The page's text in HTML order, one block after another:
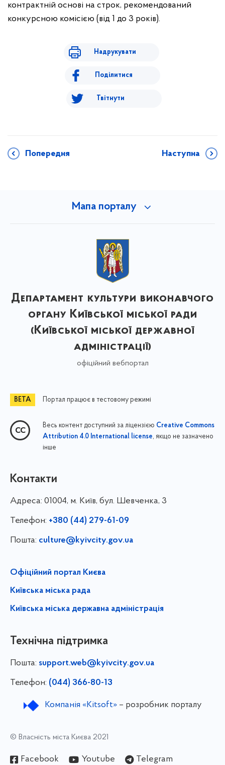
контрактній основі на строк, рекомендований
конкурсною комісією (від 1 до 3 років).
Надрукувати
Поділитися
Твітнути
Попередня Наступна
Мапа порталу
Департамент культури виконавчого
органу Київської міської ради
(Київської міської державної
адміністрації)
офіційний вебпортал
Портал працює в тестовому режимі
Весь контент доступний за ліцензією Creative Commons
Attribution 4.0 International license, якщо не зазначено
інше
Контакти
Адреса: 01004, м. Київ, бул. Шевченка, 3
Телефон: +380 (44) 279-61-09
Пошта: culture@kyivcity.gov.ua
Офіційний портал Києва
Київська міська рада
Київська міська державна адміністрація
Технічна підтримка
Пошта: support.web@kyivcity.gov.ua
Телефон: (044) 366-80-13
Компанія «Kitsoft»– розробник порталу
© Власність міста Києва 2021
Facebook Youtube Telegram